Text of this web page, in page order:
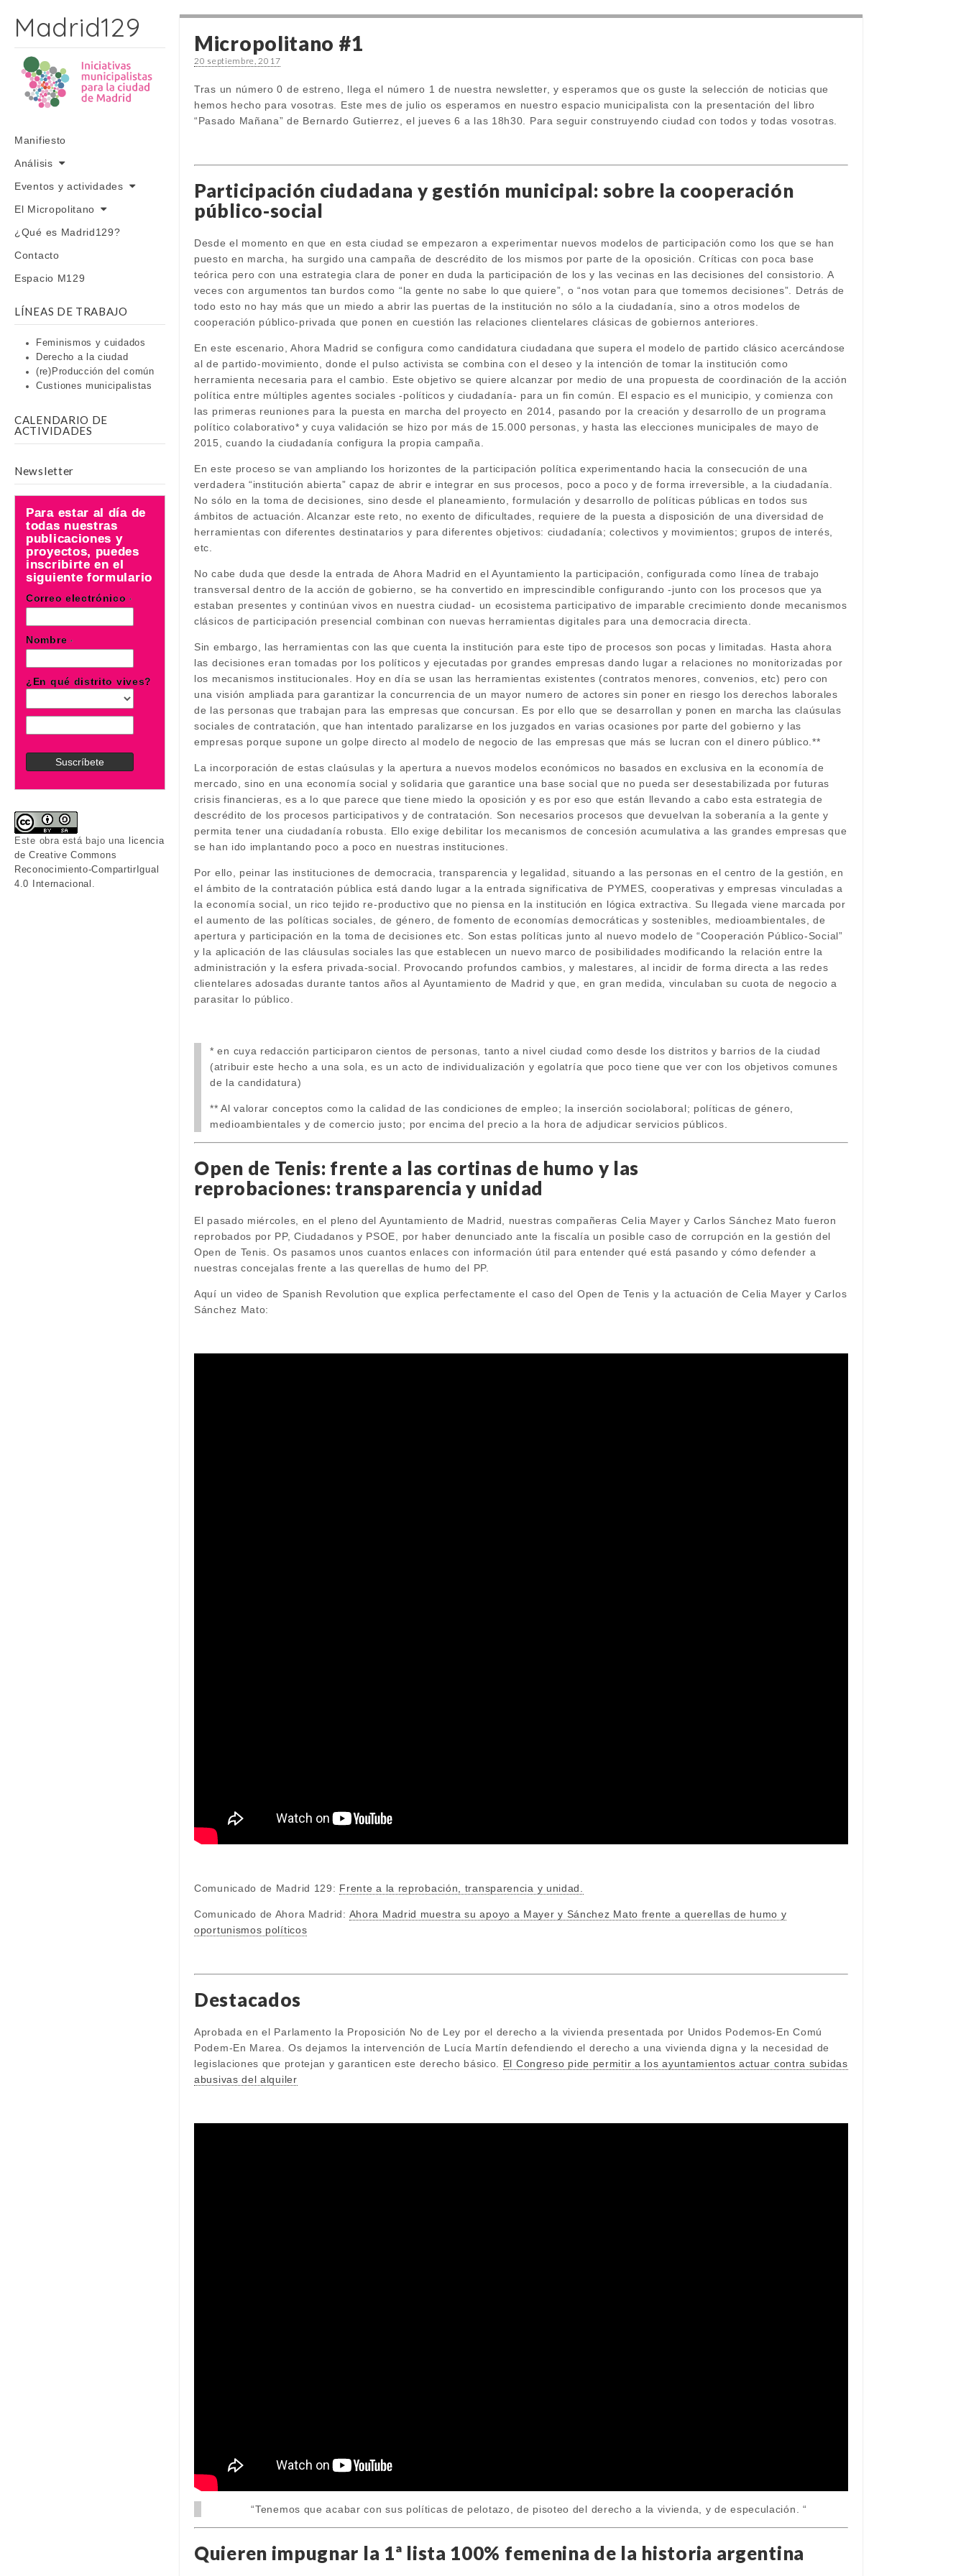
Madrid129
Main menu
Skip to content
Manifiesto
Análisis
Eventos y actividades
El Micropolitano
¿Qué es Madrid129?
Contacto
Espacio M129
LÍNEAS DE TRABAJO
Feminismos y cuidados
Derecho a la ciudad
(re)Producción del común
Custiones municipalistas
CALENDARIO DE
ACTIVIDADES
Newsletter
Para estar al día de
todas nuestras
publicaciones y
proyectos, puedes
inscribirte en el
siguiente formulario
Correo electrónico*
Nombre *
¿En qué distrito vives?
Este obra está bajo una
licencia
de Creative Commons
Reconocimiento-CompartirIgual
4.0 Internacional .
Micropolitano #1
20 septiembre, 2017
Tras un número 0 de estreno, llega el número 1 de nuestra newsletter, y esperamos que os guste la selección de noticias que
hemos hecho para vosotras. Este mes de julio os esperamos en nuestro espacio municipalista con la presentación del libro
“Pasado Mañana” de Bernardo Gutierrez, el jueves 6 a las 18h30. Para seguir construyendo ciudad con todos y todas vosotras.
Participación ciudadana y gestión municipal: sobre la cooperación
público-social
Desde el momento en que en esta ciudad se empezaron a experimentar nuevos modelos de participación como los que se han
puesto en marcha, ha surgido una campaña de descrédito de los mismos por parte de la oposición. Críticas con poca base
teórica pero con una estrategia clara de poner en duda la participación de los y las vecinas en las decisiones del consistorio. A
veces con argumentos tan burdos como “la gente no sabe lo que quiere”, o “nos votan para que tomemos decisiones”. Detrás de
todo esto no hay más que un miedo a abrir las puertas de la institución no sólo a la ciudadanía, sino a otros modelos de
cooperación público-privada que ponen en cuestión las relaciones clientelares clásicas de gobiernos anteriores.
En este escenario, Ahora Madrid se configura como candidatura ciudadana que supera el modelo de partido clásico acercándose
al de partido-movimiento, donde el pulso activista se combina con el deseo y la intención de tomar la institución como
herramienta necesaria para el cambio. Este objetivo se quiere alcanzar por medio de una propuesta de coordinación de la acción
política entre múltiples agentes sociales -políticos y ciudadanía- para un fin común. El espacio es el municipio, y comienza con
las primeras reuniones para la puesta en marcha del proyecto en 2014, pasando por la creación y desarrollo de un programa
político colaborativo* y cuya validación se hizo por más de 15.000 personas, y hasta las elecciones municipales de mayo de
2015, cuando la ciudadanía configura la propia campaña.
En este proceso se van ampliando los horizontes de la participación política experimentando hacia la consecución de una
verdadera “institución abierta” capaz de abrir e integrar en sus procesos, poco a poco y de forma irreversible, a la ciudadanía.
No sólo en la toma de decisiones, sino desde el planeamiento, formulación y desarrollo de políticas públicas en todos sus
ámbitos de actuación. Alcanzar este reto, no exento de dificultades, requiere de la puesta a disposición de una diversidad de
herramientas con diferentes destinatarios y para diferentes objetivos: ciudadanía; colectivos y movimientos; grupos de interés,
etc.
No cabe duda que desde la entrada de Ahora Madrid en el Ayuntamiento la participación, configurada como línea de trabajo
transversal dentro de la acción de gobierno, se ha convertido en imprescindible configurando -junto con los procesos que ya
estaban presentes y continúan vivos en nuestra ciudad- un ecosistema participativo de imparable crecimiento donde mecanismos
clásicos de participación presencial combinan con nuevas herramientas digitales para una democracia directa.
Sin embargo, las herramientas con las que cuenta la institución para este tipo de procesos son pocas y limitadas. Hasta ahora
las decisiones eran tomadas por los políticos y ejecutadas por grandes empresas dando lugar a relaciones no monitorizadas por
los mecanismos institucionales. Hoy en día se usan las herramientas existentes (contratos menores, convenios, etc) pero con
una visión ampliada para garantizar la concurrencia de un mayor numero de actores sin poner en riesgo los derechos laborales
de las personas que trabajan para las empresas que concursan. Es por ello que se desarrollan y ponen en marcha las claúsulas
sociales de contratación, que han intentado paralizarse en los juzgados en varias ocasiones por parte del gobierno y las
empresas porque supone un golpe directo al modelo de negocio de las empresas que más se lucran con el dinero público.**
La incorporación de estas claúsulas y la apertura a nuevos modelos económicos no basados en exclusiva en la economía de
mercado, sino en una economía social y solidaria que garantice una base social que no pueda ser desestabilizada por futuras
crisis financieras, es a lo que parece que tiene miedo la oposición y es por eso que están llevando a cabo esta estrategia de
descrédito de los procesos participativos y de contratación. Son necesarios procesos que devuelvan la soberanía a la gente y
permita tener una ciudadanía robusta. Ello exige debilitar los mecanismos de concesión acumulativa a las grandes empresas que
se han ido implantando poco a poco en nuestras instituciones.
Por ello, peinar las instituciones de democracia, transparencia y legalidad, situando a las personas en el centro de la gestión, en
el ámbito de la contratación pública está dando lugar a la entrada significativa de PYMES, cooperativas y empresas vinculadas a
la economía social, un rico tejido re-productivo que no piensa en la institución en lógica extractiva. Su llegada viene marcada por
el aumento de las políticas sociales, de género, de fomento de economías democráticas y sostenibles, medioambientales, de
apertura y participación en la toma de decisiones etc. Son estas políticas junto al nuevo modelo de “Cooperación Público-Social”
y la aplicación de las cláusulas sociales las que establecen un nuevo marco de posibilidades modificando la relación entre la
administración y la esfera privada-social. Provocando profundos cambios, y malestares, al incidir de forma directa a las redes
clientelares adosadas durante tantos años al Ayuntamiento de Madrid y que, en gran medida, vinculaban su cuota de negocio a
parasitar lo público.
* en cuya redacción participaron cientos de personas, tanto a nivel ciudad como desde los distritos y barrios de la ciudad
(atribuir este hecho a una sola, es un acto de individualización y egolatría que poco tiene que ver con los objetivos comunes
de la candidatura)
** Al valorar conceptos como la calidad de las condiciones de empleo; la inserción sociolaboral; políticas de género,
medioambientales y de comercio justo; por encima del precio a la hora de adjudicar servicios públicos.
Open de Tenis: frente a las cortinas de humo y las
reprobaciones: transparencia y unidad
El pasado miércoles, en el pleno del Ayuntamiento de Madrid, nuestras compañeras Celia Mayer y Carlos Sánchez Mato fueron
reprobados por PP, Ciudadanos y PSOE, por haber denunciado ante la fiscalía un posible caso de corrupción en la gestión del
Open de Tenis. Os pasamos unos cuantos enlaces con información útil para entender qué está pasando y cómo defender a
nuestras concejalas frente a las querellas de humo del PP.
Aquí un video de Spanish Revolution que explica perfectamente el caso del Open de Tenis y la actuación de Celia Mayer y Carlos
Sánchez Mato:
Comunicado de Madrid 129: Frente a la reprobación, transparencia y unidad.
Comunicado de Ahora Madrid: Ahora Madrid muestra su apoyo a Mayer y Sánchez Mato frente a querellas de humo y
oportunismos políticos
Destacados
Aprobada en el Parlamento la Proposición No de Ley por el derecho a la vivienda presentada por Unidos Podemos-En Comú
Podem-En Marea. Os dejamos la intervención de Lucía Martín defendiendo el derecho a una vivienda digna y la necesidad de
legislaciones que protejan y garanticen este derecho básico. El Congreso pide permitir a los ayuntamientos actuar contra subidas
abusivas del alquiler
“Tenemos que acabar con sus políticas de pelotazo, de pisoteo del derecho a la vivienda, y de especulación. “
Quieren impugnar la 1ª lista 100% femenina de la historia argentina